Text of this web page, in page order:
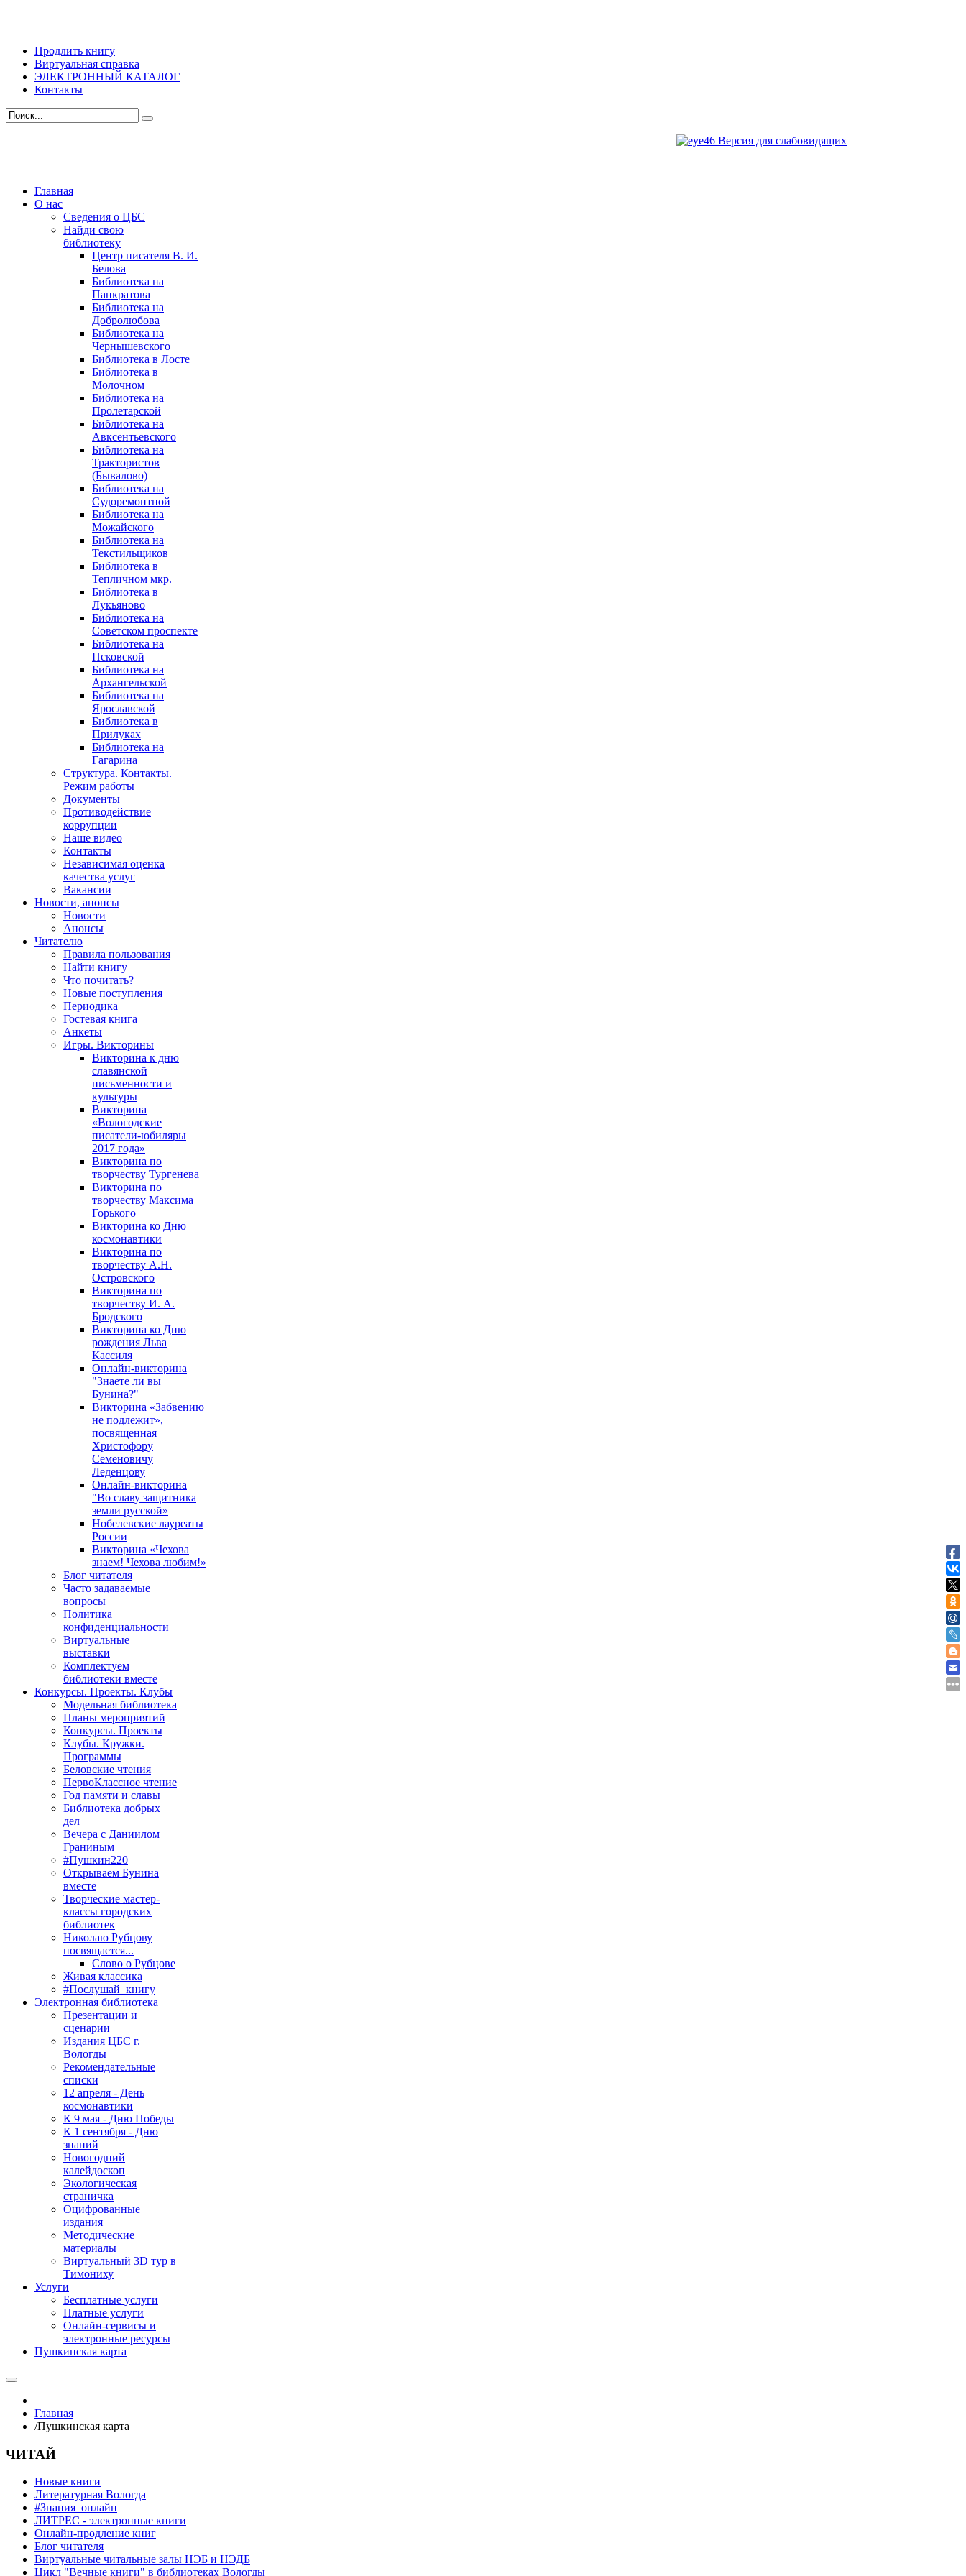
Продлить книгу
Виртуальная справка
ЭЛЕКТРОННЫЙ КАТАЛОГ
Контакты
Версия для слабовидящих
Главная
О нас
Сведения о ЦБС
Найди свою
библиотеку
Центр писателя В. И.
Белова
Библиотека на
Панкратова
Библиотека на
Добролюбова
Библиотека на
Чернышевского
Библиотека в Лосте
Библиотека в
Молочном
Библиотека на
Пролетарской
Библиотека на
Авксентьевского
Библиотека на
Трактористов
(Бывалово)
Библиотека на
Судоремонтной
Библиотека на
Можайского
Библиотека на
Текстильщиков
Библиотека в
Тепличном мкр.
Библиотека в
Лукьяново
Библиотека на
Советском проспекте
Библиотека на
Псковской
Библиотека на
Архангельской
Библиотека на
Ярославской
Библиотека в
Прилуках
Библиотека на
Гагарина
Структура. Контакты.
Режим работы
Документы
Противодействие
коррупции
Наше видео
Контакты
Независимая оценка
качества услуг
Вакансии
Новости, анонсы
Новости
Анонсы
Читателю
Правила пользования
Найти книгу
Что почитать?
Новые поступления
Периодика
Гостевая книга
Анкеты
Игры. Викторины
Викторина к дню
славянской
письменности и
культуры
Викторина
«Вологодские
писатели-юбиляры
2017 года»
Викторина по
творчеству Тургенева
Викторина по
творчеству Максима
Горького
Викторина ко Дню
космонавтики
Викторина по
творчеству А.Н.
Островского
Викторина по
творчеству И. А.
Бродского
Викторина ко Дню
рождения Льва
Кассиля
Онлайн-викторина
"Знаете ли вы
Бунина?"
Викторина «Забвению
не подлежит»,
посвященная
Христофору
Семеновичу
Леденцову
Онлайн-викторина
"Во славу защитника
земли русской»
Нобелевские лауреаты
России
Викторина «Чехова
знаем! Чехова любим!»
Блог читателя
Часто задаваемые
вопросы
Политика
конфиденциальности
Виртуальные
выставки
Комплектуем
библиотеки вместе
Конкурсы. Проекты. Клубы
Модельная библиотека
Планы мероприятий
Конкурсы. Проекты
Клубы. Кружки.
Программы
Беловские чтения
ПервоКлассное чтение
Год памяти и славы
Библиотека добрых
дел
Вечера с Даниилом
Граниным
#Пушкин220
Открываем Бунина
вместе
Творческие мастер-
классы городских
библиотек
Николаю Рубцову
посвящается...
Слово о Рубцове
Живая классика
#Послушай_книгу
Электронная библиотека
Презентации и
сценарии
Издания ЦБС г.
Вологды
Рекомендательные
списки
12 апреля - День
космонавтики
К 9 мая - Дню Победы
К 1 сентября - Дню
знаний
Новогодний
калейдоскоп
Экологическая
страничка
Оцифрованные
издания
Методические
материалы
Виртуальный 3D тур в
Тимониху
Услуги
Бесплатные услуги
Платные услуги
Онлайн-сервисы и
электронные ресурсы
Пушкинская карта
Главная
/Пушкинская карта
ЧИТАЙ
Новые книги
Литературная Вологда
#Знания_онлайн
ЛИТРЕС - электронные книги
Онлайн-продление книг
Блог читателя
Виртуальные читальные залы НЭБ и НЭДБ
Цикл "Вечные книги" в библиотеках Вологды